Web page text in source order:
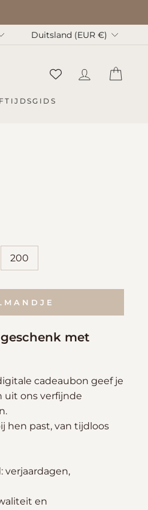
Valuta
Duitsland (EUR €)
INLOGGEN
200
met
cadeaubon geef je
uit ons verfijnde
hen past, van tijdloos
verjaardagen,
en